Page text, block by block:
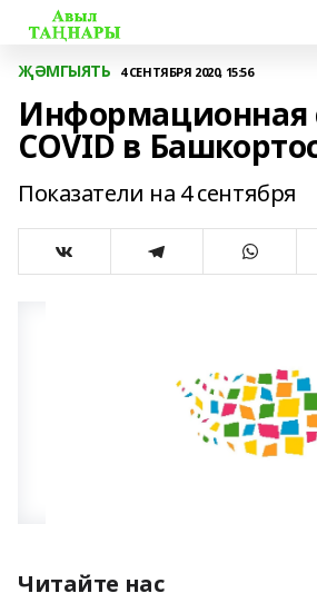
ҖӘМГЫЯТЬ 4 СЕНТЯБРЯ 2020, 15:56
Информационная
COVID в
Показатели на 4 сентября
Читайте нас